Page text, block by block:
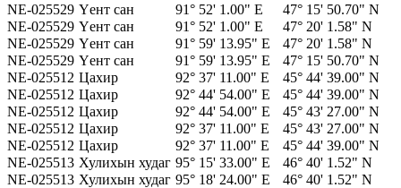
NE-025529 Үент сан 91° 52' 1.00" E
47° 15' 50.70" N
NE-025529 Үент сан 91° 52' 1.00" E
47° 20' 1.58" N
NE-025529 Үент сан 91° 59' 13.95" E
47° 20' 1.58" N
NE-025529 Үент сан 91° 59' 13.95" E
47° 15' 50.70" N
NE-025512 Цахир 92° 37' 11.00" E
45° 44' 39.00" N
NE-025512 Цахир 92° 44' 54.00" E
45° 44' 39.00" N
NE-025512 Цахир 92° 44' 54.00" E
45° 43' 27.00" N
NE-025512 Цахир 92° 37' 11.00" E
45° 43' 27.00" N
NE-025512 Цахир 92° 37' 11.00" E
45° 44' 39.00" N
NE-025513 Хулихын худаг 95° 15' 33.00" E
46° 40' 1.52" N
NE-025513 Хулихын худаг 95° 18' 24.00" E
46° 40' 1.52" N